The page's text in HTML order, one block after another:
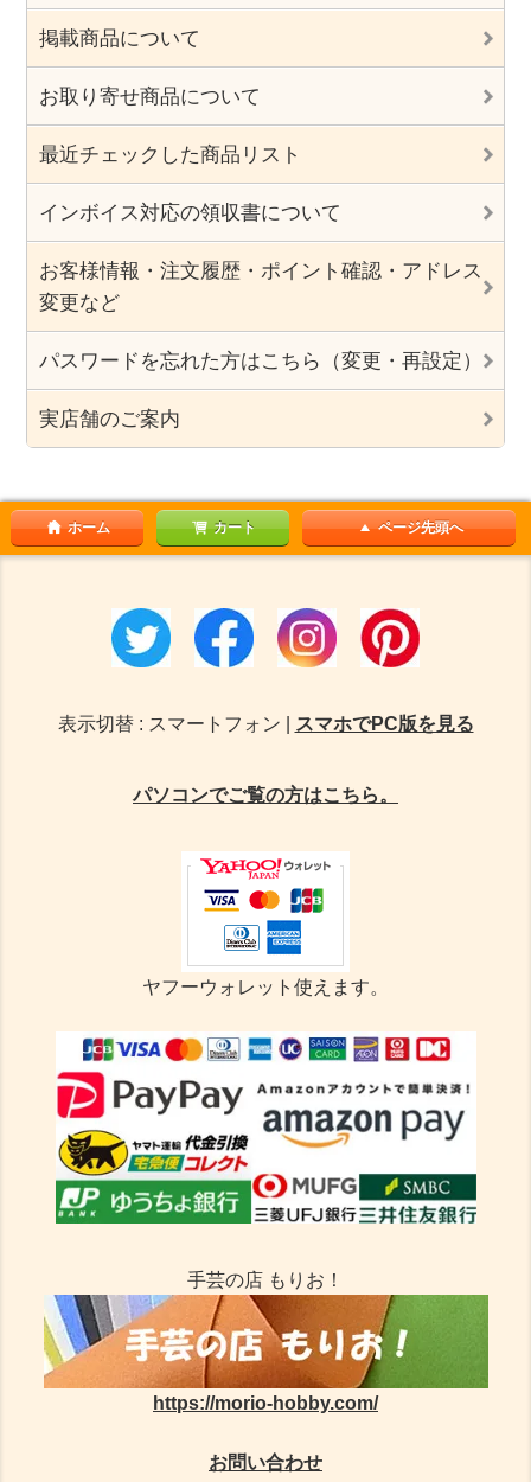
掲載商品について
お取り寄せ商品について
最近チェックした商品リスト
インボイス対応の領収書について
お客様情報・注文履歴・ポイント確認・アドレス
変更など
パスワードを忘れた方はこちら（変更・再設定）
実店舗のご案内
ホーム カート ページ先頭へ
表示切替 : スマートフォン | スマホでPC版を見る
パソコンでご覧の方はこちら。
ヤフーウォレット使えます。
手芸の店 もりお！
https://morio-hobby.com/
お問い合わせ